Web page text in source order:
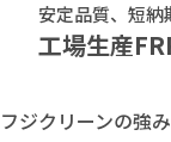
安定品質、短納
工場生産
フジクリーンの強み